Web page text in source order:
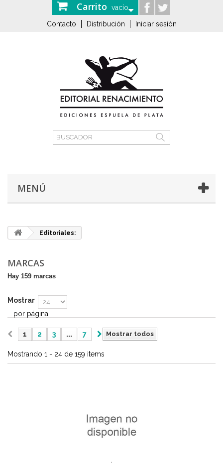
Carrito vacío
Contacto Distribución Iniciar sesión
MENÚ
Editoriales:
MARCAS
Hay 159 marcas
Mostrar
por página
Mostrar todos
1 2 3 ... 7
Mostrando 1 - 24 de 159 items
.